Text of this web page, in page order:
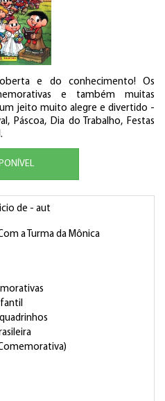
e do conhecimento! Os
e também muitas
um jeito muito alegre e divertido -
Páscoa, Dia do Trabalho, Festas
de - aut
a Turma da Mônica